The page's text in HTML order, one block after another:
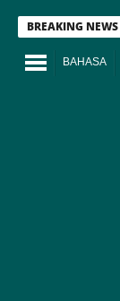
BREAKING NEWS
Pulihkan
BAHASA